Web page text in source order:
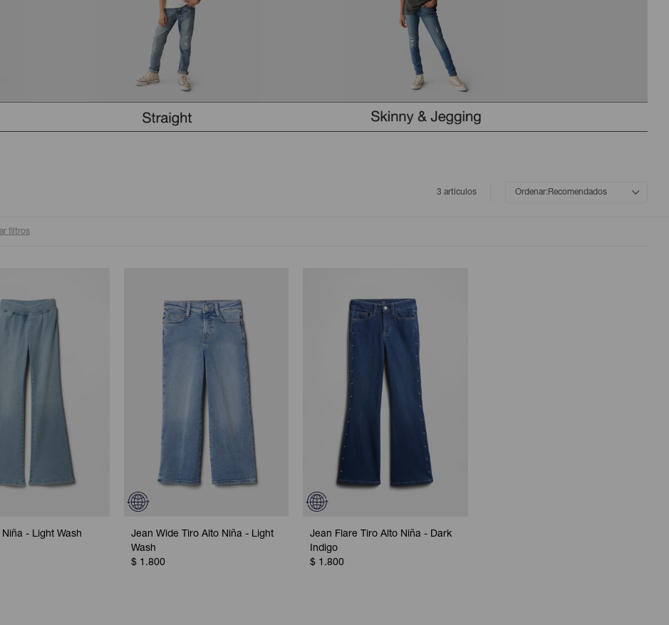
3 artículos Recomendados
filtros
- Light Wash
Jean Wide Tiro Alto Niña - Light
Wash
$ 1.800
Jean Flare Tiro Alto Niña - Dark
Indigo
$ 1.800